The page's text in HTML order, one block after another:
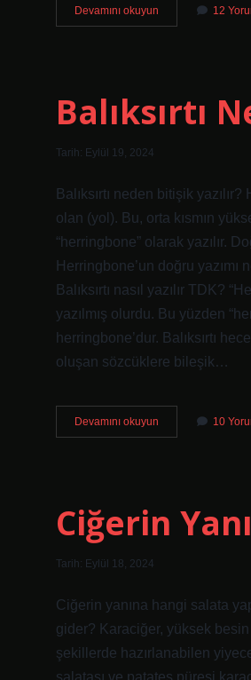
Devamını okuyun
Hafta
Aylıktır
12
Balıksırtı
Tarih: Eylül 19, 2024
Balıksırtı neden bitişik
olan (yol). Bu, orta kısmın
“herringbone” olarak yazılır.
Herringbone’un doğru
Balıksırtı nasıl yazılır TDK?
yazılmış olurdu. Bu yüzden
herringbone’dur. Balıksırtı
oluşan sözcüklere bileşik…
Devamını okuyun Balıksırtı
Neden
10
Ciğerin
Tarih: Eylül 18, 2024
Ciğerin yanına hangi salata
gider? Karaciğer, yüksek
şekillerde hazırlanabilen
salatası ve patates püresi